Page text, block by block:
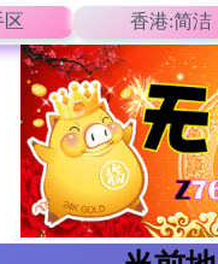
区 香港:简洁